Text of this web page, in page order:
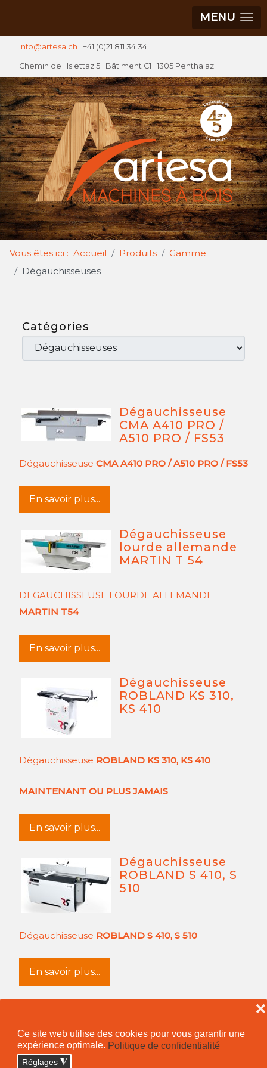
Ce site web utilise des cookies pour vous garantir une
expérience optimale. Politique de confidentialité
Réglages ◮
❌
MENU
info@artesa.ch +41 (0)21 811 34 34
Chemin de l'Islettaz 5 | Bâtiment C1 | 1305 Penthalaz
Vous êtes ici : Accueil Produits
Gamme
Dégauchisseuses
Catégories
Dégauchisseuse
CMA A410 PRO /
A510 PRO / FS53
Dégauchisseuse CMA A410 PRO / A510 PRO / FS53
En savoir plus...
Dégauchisseuse
lourde allemande
MARTIN T 54
DEGAUCHISSEUSE LOURDE ALLEMANDE
MARTIN T54
En savoir plus...
Dégauchisseuse
ROBLAND KS 310,
KS 410
Dégauchisseuse ROBLAND KS 310, KS 410
MAINTENANT OU PLUS JAMAIS
En savoir plus...
Dégauchisseuse
ROBLAND S 410, S
510
Dégauchisseuse ROBLAND S 410, S 510
En savoir plus...